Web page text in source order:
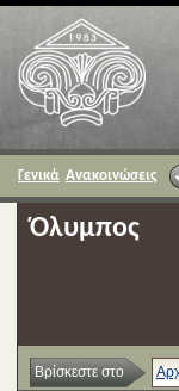
Γενικά Ανακοινώσεις
Όλυμπος
Βρίσκεστε στο